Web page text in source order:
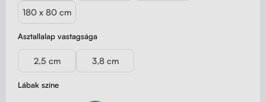
Lábak színe
Asztallalap vastagsága
2,5 cm 3,8 cm
180 x 80 cm